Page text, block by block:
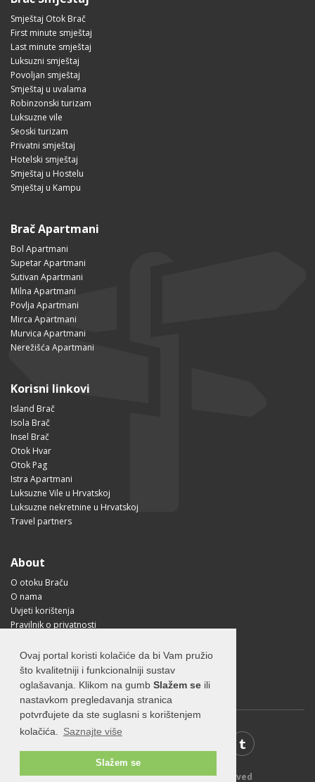
Ovaj portal koristi kolačiće da bi Vam pružio
što kvalitetniji i funkcionalniji sustav
oglašavanja. Klikom na gumb Slažem se ili
nastavkom pregledavanja stranica
potvrđujete da ste suglasni s korištenjem
kolačića.
Saznajte više
Slažem se
Smještaj Otok Brač
First minute smještaj
Last minute smještaj
Luksuzni smještaj
Povoljan smještaj
Smještaj u uvalama
Robinzonski turizam
Luksuzne vile
Seoski turizam
Privatni smještaj
Hotelski smještaj
Smještaj u Hostelu
Smještaj u Kampu
Brač Apartmani
Bol Apartmani
Supetar Apartmani
Sutivan Apartmani
Milna Apartmani
Povlja Apartmani
Mirca Apartmani
Murvica Apartmani
Nerežišća Apartmani
Korisni linkovi
Island Brač
Isola Brač
Insel Brač
Otok Hvar
Otok Pag
Istra Apartmani
Luksuzne Vile u Hrvatskoj
Luksuzne nekretnine u Hrvatskoj
Travel partners
About
O otoku Braču
O nama
Uvjeti korištenja
Pravilnik o privatnosti
Kako doći na Brač?
Visit Croatia
© 2026 Visit-Brac.com - All rights reserved